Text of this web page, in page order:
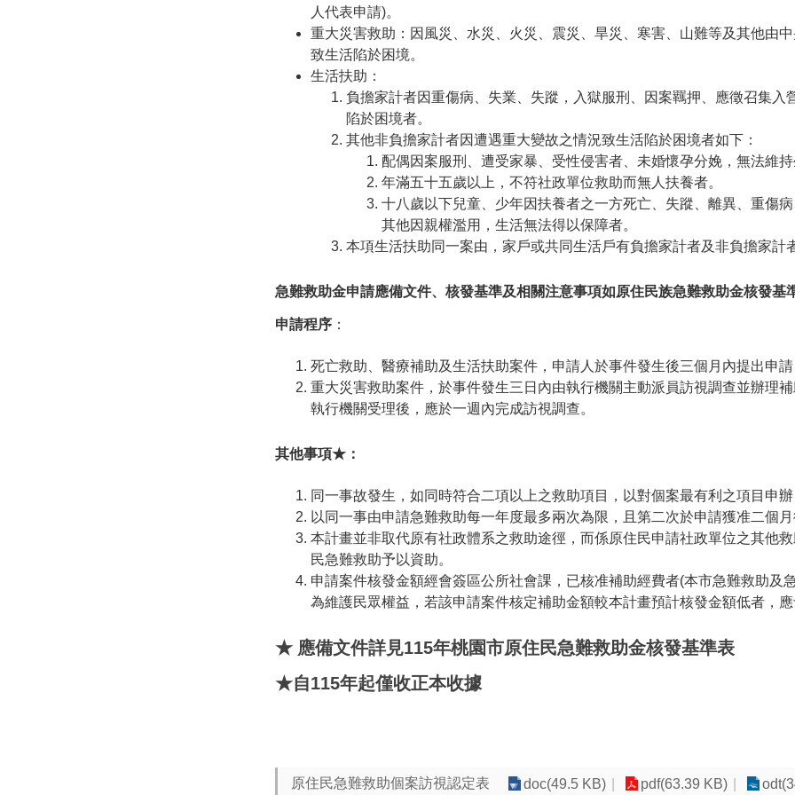
人代表申請)。
重大災害救助：因風災、水災、火災、震災、旱災、寒害、山難等及其他由
致生活陷於困境。
生活扶助：
負擔家計者因重傷病、失業、失蹤，入獄服刑、因案羈押、應徵召集
陷於困境者。
其他非負擔家計者因遭遇重大變故之情況致生活陷於困境者如下：
配偶因案服刑、遭受家暴、受性侵害者、未婚懷孕分娩，無法維
年滿五十五歲以上，不符社政單位救助而無人扶養者。
十八歲以下兒童、少年因扶養者之一方死亡、失蹤、離異、重傷
其他因親權濫用，生活無法得以保障者。
本項生活扶助同一案由，家戶或共同生活戶有負擔家計者及非負擔家計
急難救助金申請應備文件、核發基準及相關注意事項如原住民族急難救助金核發基
申請程序 ：
死亡救助、醫療補助及生活扶助案件，申請人於事件發生後三個月內提出申
重大災害救助案件，於事件發生三日內由執行機關主動派員訪視調查並辦理
執行機關受理後，應於一週內完成訪視調查。
其他事項★：
同一事故發生，如同時符合二項以上之救助項目，以對個案最有利之項目申
以同一事由申請急難救助每一年度最多兩次為限，且第二次於申請獲准二個
本計畫並非取代原有社政體系之救助途徑，而係原住民申請社政單位之其他
民急難救助予以資助。
申請案件核發金額經會簽區公所社會課，已核准補助經費者(本市急難救助及
為維護民眾權益，若該申請案件核定補助金額較本計畫預計核發金額低者，
★ 應備文件詳見115年桃園市原住民急難救助金核發基準表
★自115年起僅收正本收據
原住民急難救助個案訪視認定表 doc(49.5 KB) pdf(63.39 KB)